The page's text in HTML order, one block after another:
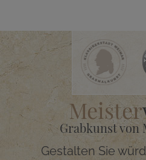
Meister
Grabkunst von
Gestalten Sie